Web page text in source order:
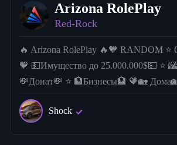
Arizona RolePlay
Red-Rock
🔥 Arizona RolePlay 🔥🧡 RANDOM ⭐
🧡 💵Имущество до 25.000.000$💵 ⭐
💸Донат💸 ⭐ 🏦Бизнесы🏦 🧡🏡
Большинство аккаунтов с
Возможно всё ! 🔥🔥🔥
Shock